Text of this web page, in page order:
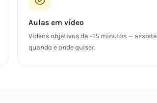
Aulas em vídeo
Vídeos objetivos de ~15 minutos — assista
quando e onde quiser.